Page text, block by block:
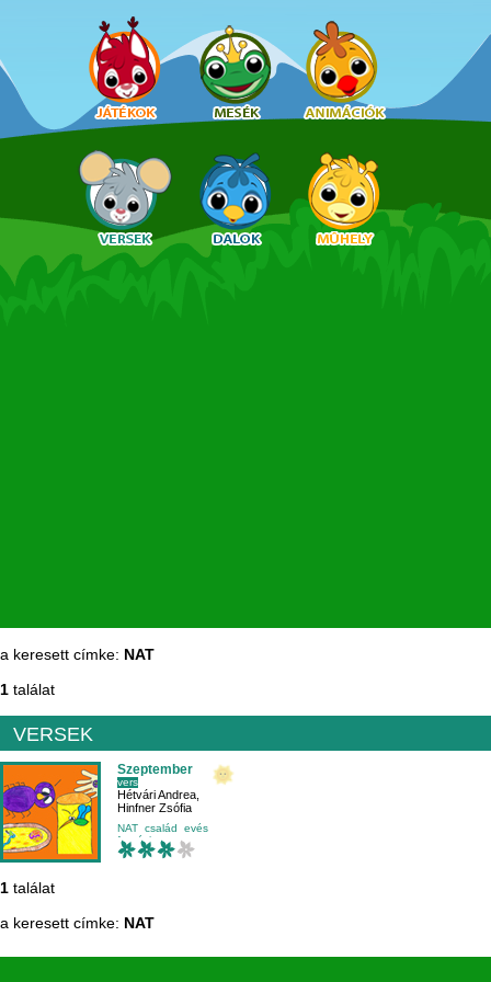
a keresett címke: NAT
1 találat
VERSEK
Szeptember
vers
Hétvári Andrea
Hinfner Zsófia
NAT család
evés
fantázia
1 találat
a keresett címke: NAT